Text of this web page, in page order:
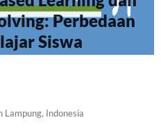
Perbedaan
Siswa
Lampung, Indonesia